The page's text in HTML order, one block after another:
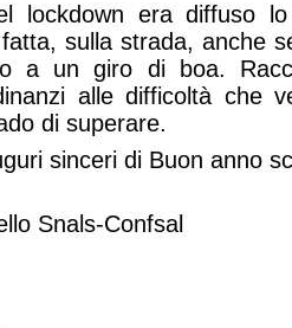
lockdown era diffuso
sulla strada, anche
a un giro di boa.
alle difficoltà che
di superare.
sinceri di Buon anno
Snals-Confsal